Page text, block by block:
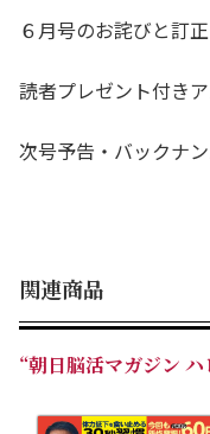
６月号のお詫びと訂正
読者プレゼント付き
次号予告・バックナ
関連商品
“朝日脳活マガジン